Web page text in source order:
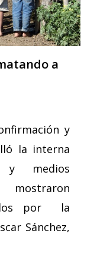
a
y
la interna
y medios
por la
Sánchez,